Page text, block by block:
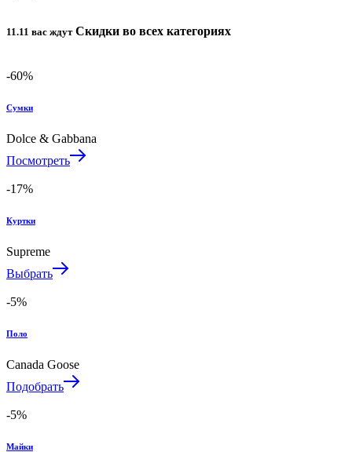
11.11 вас ждутСкидки во всех категориях
-60%
Сумки
Dolce & Gabbana
Посмотреть
-17%
Куртки
Supreme
Выбрать
-5%
Поло
Canada Goose
Подобрать
-5%
Майки